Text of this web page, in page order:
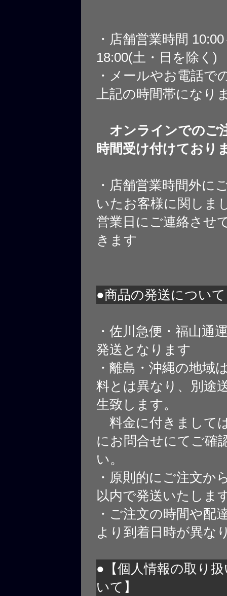
・店舗営業時間
18:00(土・日を除く)
・メールやお電話で
上記の時間帯になり
オンラインでのご
時間受け付けており
・店舗営業時間外に
いたお客様に関しま
営業日にご連絡させ
きます
●商品の発送について
・佐川急便・福山通
発送となります
・離島・沖縄の地域
料とは異なり、別途
生致します。
料金に付きまして
にお問合せにてご確
い。
・原則的にご注文か
以内で発送いたしま
・ご注文の時間や配
より到着日時が異な
●【個人情報の取り
いて】